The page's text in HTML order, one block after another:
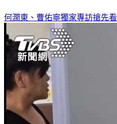
何潤東、曹佑寧獨家專訪搶先看